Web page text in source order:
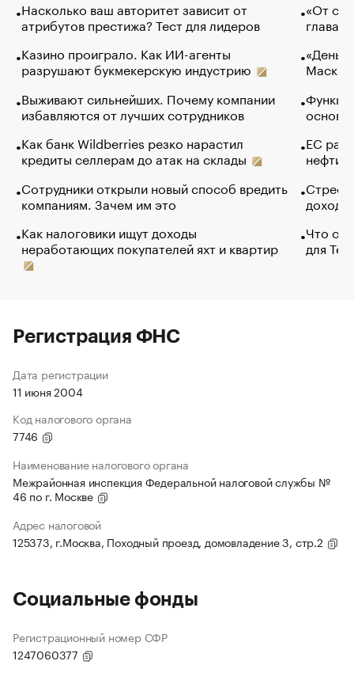
Насколько ваш авторитет зависит от
атрибутов престижа? Тест для лидеров
Казино проиграло. Как ИИ-агенты
разрушают букмекерскую индустрию
Выживают сильнейших. Почему компании
избавляются от лучших сотрудников
Как банк Wildberries резко нарастил
кредиты селлерам до атак на склады
Сотрудники открыли новый способ вредить
компаниям. Зачем им это
Как налоговики ищут доходы
неработающих покупателей яхт и квартир
«От
глава
Маск в
основ
ЕС
нефти
Что
для
Регистрация ФНС
Дата регистрации
11 июня 2004
Код налогового органа
7746
Наименование налогового органа
Межрайонная инспекция Федеральной налоговой службы №
46 по г. Москве
Адрес налоговой
125373, г.Москва, Походный проезд, домовладение 3, стр.2
Социальные фонды
Регистрационный номер СФР
1247060377